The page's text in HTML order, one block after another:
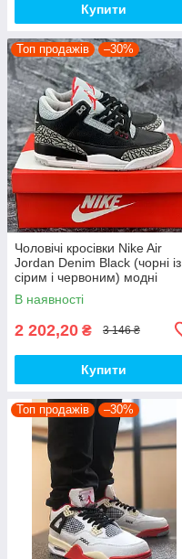
Купити
Топ продажів –30%
Чоловічі кросівки Nike Air
Jordan Denim Black (чорні із
сірим і червоним) модні
демісезонні кроси PD7043
топ
В наявності
2 202,20 ₴ 3 146 ₴
Купити
Топ продажів –30%